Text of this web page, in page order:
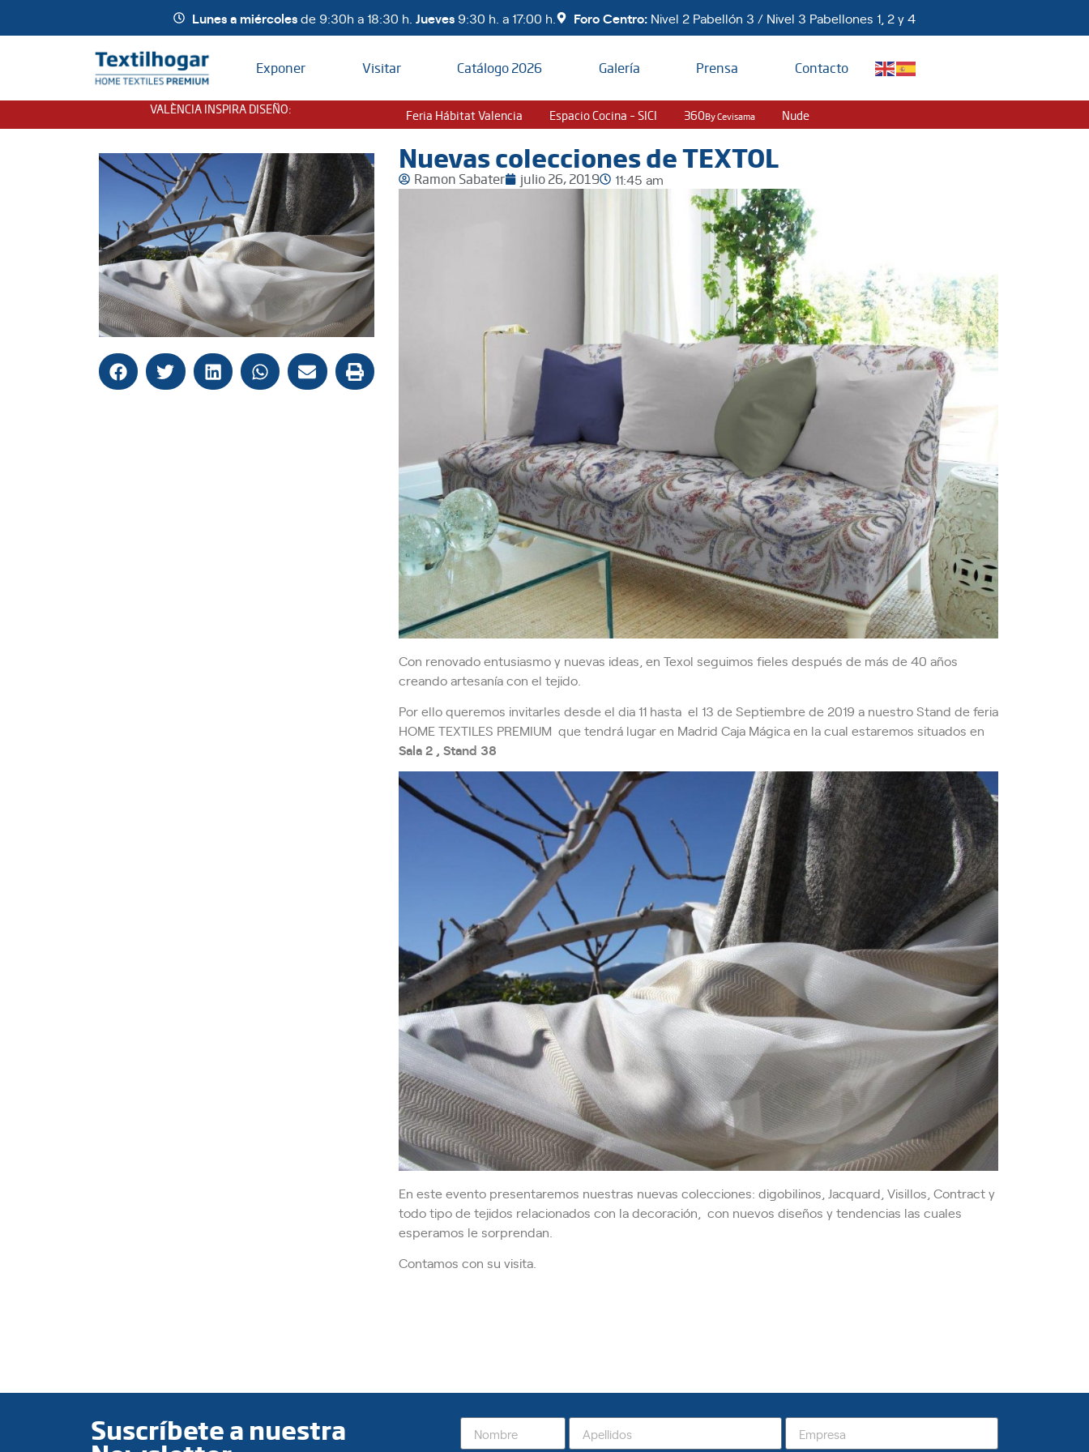
Lunes a miércolesde 9:30h a 18:30 h. Jueves 9:30 h. a 17:00 h. Foro Centro: Nivel 2 Pabellón 3 / Nivel 3 Pabellones 1, 2 y 4
Exponer Visitar Catálogo 2026 Galería Prensa Contacto
VALÈNCIA INSPIRA DISEÑO: Feria Hábitat Valencia Espacio Cocina – SICI 360By Cevisama Nude
Nuevas colecciones de TEXTOL
Ramon Sabater julio 26, 2019 11:45 am
Con renovado entusiasmo y nuevas ideas, en Texol seguimos fieles después de más de 40 años
creando artesanía con el tejido.
Por ello queremos invitarles desde el dia 11 hasta el 13 de Septiembre de 2019 a nuestro Stand de feria
HOME TEXTILES PREMIUM que tendrá lugar en Madrid Caja Mágica en la cual estaremos situados en
Sala 2 , Stand 38
En este evento presentaremos nuestras nuevas colecciones: digobilinos, Jacquard, Visillos, Contract y
todo tipo de tejidos relacionados con la decoración, con nuevos diseños y tendencias las cuales
esperamos le sorprendan.
Contamos con su visita.
Suscríbete a nuestra